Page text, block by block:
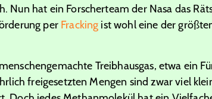
Nun hat ein Forscherteam der Nasa das
per Fracking ist wohl eine der
Treibhausgas, etwa ein
freigesetzten Mengen sind zwar viel